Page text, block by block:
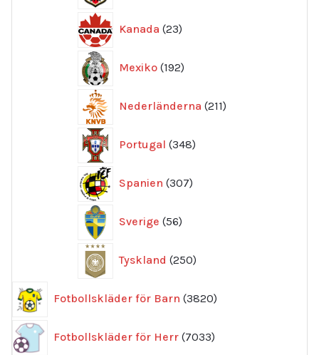
Kanada 23
produkter
Mexiko 192
produkter
Nederländerna 211
produkter
Portugal 348
produkter
Spanien 307
produkter
Sverige 56
produkter
Tyskland 250
produkter
Fotbollskläder för Barn 3820
produkter
Fotbollskläder för Herr 7033
produkter